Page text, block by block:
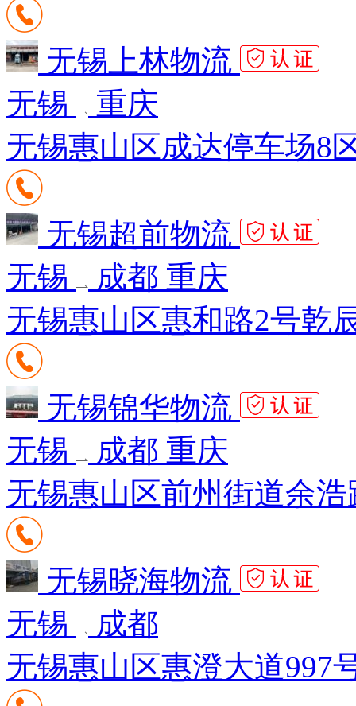
无锡上林物流
无锡
重庆
无锡惠山区成达停车场8
无锡超前物流
无锡
成都 重庆
无锡惠山区惠和路2号乾
无锡锦华物流
无锡
成都 重庆
无锡惠山区前州街道余
无锡晓海物流
无锡
成都
无锡惠山区惠澄大道997